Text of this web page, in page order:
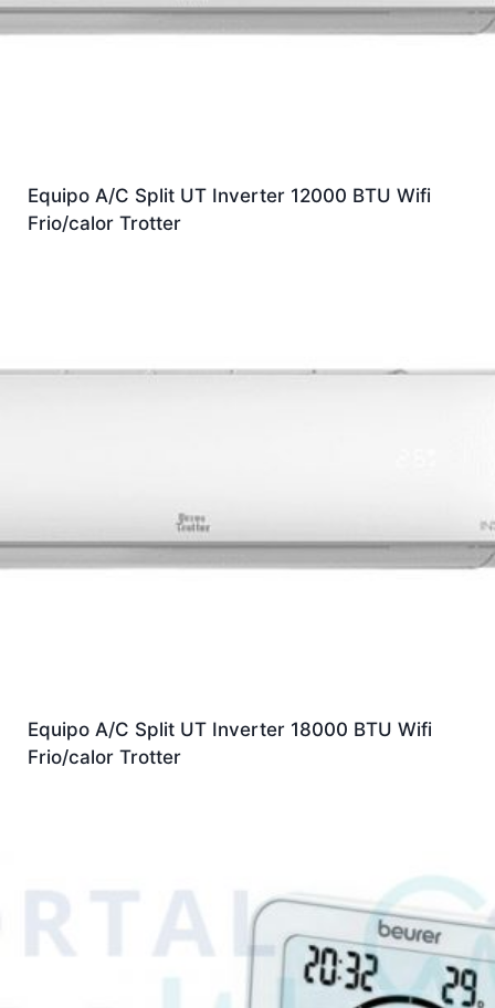
Equipo A/C Split UT Inverter 12000 BTU Wifi
Frio/calor Trotter
Equipo A/C Split UT Inverter 18000 BTU Wifi
Frio/calor Trotter